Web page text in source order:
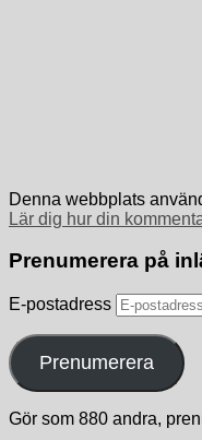
Denna webbplats
Lär dig hur din
Prenumerera på
E-postadress
Prenumerera
Gör som 880 andra,